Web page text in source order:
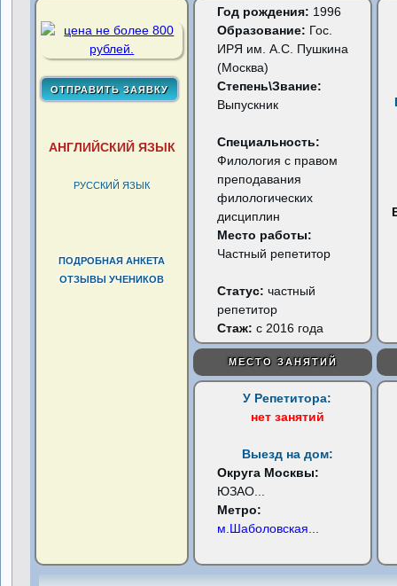
АНГЛИЙСКИЙ ЯЗЫК
РУССКИЙ ЯЗЫК
ПОДРОБНАЯ АНКЕТА
ОТЗЫВЫ УЧЕНИКОВ
Год рождения: 1996
Образование: Гос.
ИРЯ им. А.С. Пушкина
(Москва)
Степень\Звание:
Выпускник
Специальность:
Филология с правом
преподавания
филологических
дисциплин
Место работы:
Частный репетитор
Статус:частный
репетитор
Стаж: с 2016 года
МЕСТО ЗАНЯТИЙ
У Репетитора:
нет занятий
Выезд на дом:
Округа Москвы:
ЮЗАО
Метро:
м.Шаболовская